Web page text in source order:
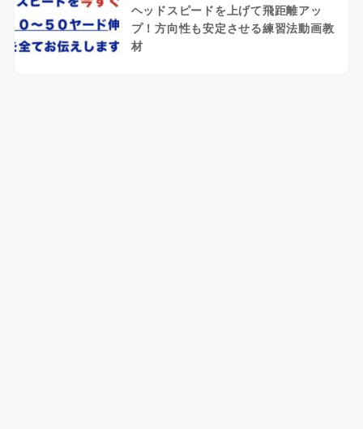
ヘッドスピードを上げて飛距離アッ
プ！方向性も安定させる練習法動画教
材